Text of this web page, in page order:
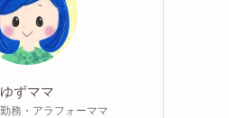
ゆずママ
務・アラフォーママ